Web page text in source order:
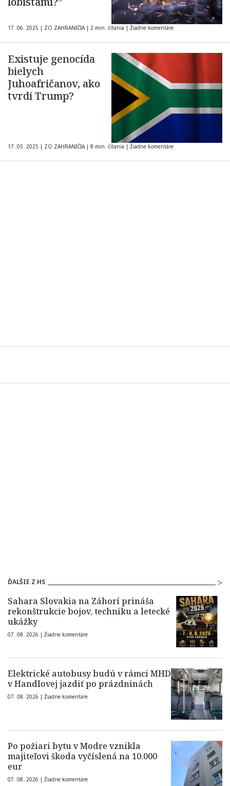
17. 06. 2025 | ZO ZAHRANIČIA | 2 min. čítania | Žiadne komentáre
Existuje genocída
bielych
Juhoafričanov, ako
tvrdí Trump?
17. 05. 2025 | ZO ZAHRANIČIA | 8 min. čítania | Žiadne komentáre
ĎALŠIE Z HS
Sahara Slovakia na Záhorí prináša
rekonštrukcie bojov, techniku a letecké
ukážky
07. 08. 2026 | Žiadne komentáre
Elektrické autobusy budú v rámci MHD
v Handlovej jazdiť po prázdninách
07. 08. 2026 | Žiadne komentáre
Po požiari bytu v Modre vznikla
majiteľovi škoda vyčíslená na 10.000
eur
07. 08. 2026 | Žiadne komentáre